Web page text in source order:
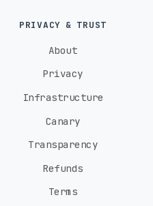
PRIVACY & TRUST
About
Privacy
Infrastructure
Canary
Transparency
Refunds
Terms